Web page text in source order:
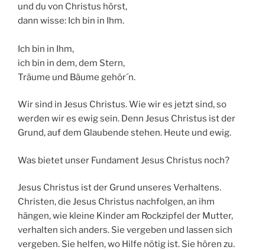
und du von Christus hörst,
dann wisse: Ich bin in Ihm.
Ich bin in Ihm,
ich bin in dem, dem Stern,
Träume und Bäume gehör´n.
Wir sind in Jesus Christus. Wie wir es jetzt sind, so
werden wir es ewig sein. Denn Jesus Christus ist der
Grund, auf dem Glaubende stehen. Heute und ewig.
Was bietet unser Fundament Jesus Christus noch?
Jesus Christus ist der Grund unseres Verhaltens.
Christen, die Jesus Christus nachfolgen, an ihm
hängen, wie kleine Kinder am Rockzipfel der Mutter,
verhalten sich anders. Sie vergeben und lassen sich
vergeben. Sie helfen, wo Hilfe nötig ist. Sie hören zu.